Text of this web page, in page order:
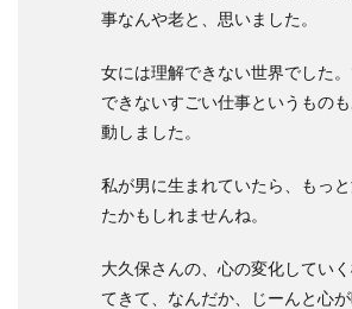
事なんや老と、思いました。
女には理解できない世界でした
できないすごい仕事というもの
動しました。
私が男に生まれていたら、もっ
たかもしれませんね。
大久保さんの、心の変化してい
てきて、なんだか、じーんと心